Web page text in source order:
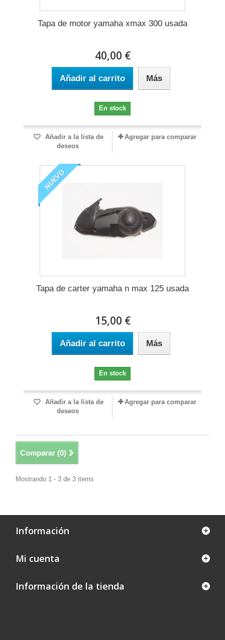
Tapa de motor yamaha xmax 300 usada
40,00 €
Añadir al carrito Más
En stock
Añadir a la lista de
deseos
Agregar para comparar
NUEVO
Tapa de carter yamaha n max 125 usada
15,00 €
Añadir al carrito Más
En stock
Añadir a la lista de
deseos
Agregar para comparar
Comparar (0)
Mostrando 1 - 3 de 3 items
Información
Mi cuenta
Información de la tienda